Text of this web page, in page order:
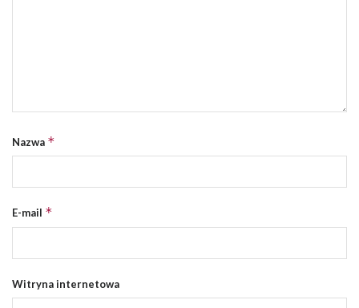
Nazwa *
E-mail *
Witryna internetowa